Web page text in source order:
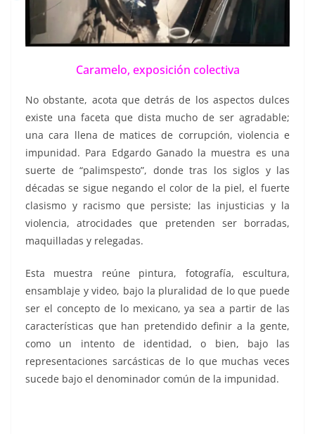
Caramelo, exposición colectiva
No obstante, acota que detrás de los aspectos dulces
existe una faceta que dista mucho de ser agradable;
una cara llena de matices de corrupción, violencia e
impunidad. Para Edgardo Ganado la muestra es una
suerte de “palimspesto”, donde tras los siglos y las
décadas se sigue negando el color de la piel, el fuerte
clasismo y racismo que persiste; las injusticias y la
violencia, atrocidades que pretenden ser borradas,
maquilladas y relegadas.
Esta muestra reúne pintura, fotografía, escultura,
ensamblaje y video, bajo la pluralidad de lo que puede
ser el concepto de lo mexicano, ya sea a partir de las
características que han pretendido definir a la gente,
como un intento de identidad, o bien, bajo las
representaciones sarcásticas de lo que muchas veces
sucede bajo el denominador común de la impunidad.